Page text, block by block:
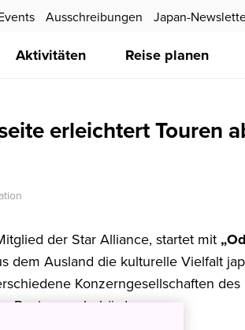
Ausschreibungen Japan-
Aktivitäten Reise planen
erleichtert Touren
der Star Alliance, startet mit
dem Ausland die kulturelle Vielfalt
Konzerngesellschaften des
Regierungsbehörden.